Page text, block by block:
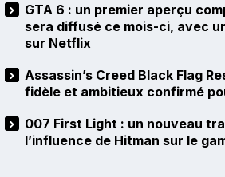
GTA 6 : un premier aperçu
sera diffusé ce mois-ci, avec
sur Netflix
Assassin’s Creed Black Flag
fidèle et ambitieux confirmé
007 First Light : un nouveau
l’influence de Hitman sur le